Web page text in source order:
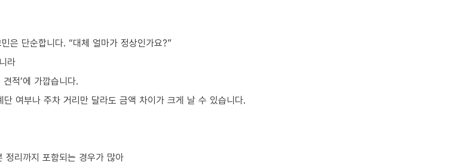
은 단순합니다. “대체 얼마가 정상인가요?”
라
적’에 가깝습니다.
여부나 주차 거리만 달라도 금액 차이가 크게 날 수 있습니다.
리까지 포함되는 경우가 많아